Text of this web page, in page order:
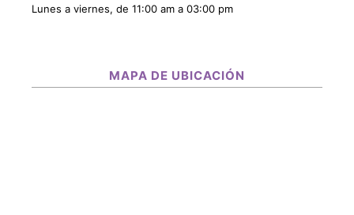
Lunes a viernes, de 11:00 am a 03:00 pm
MAPA DE UBICACIÓN